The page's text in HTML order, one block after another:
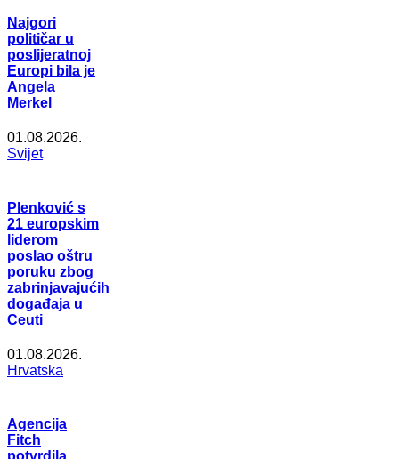
Najgori
političar u
poslijeratnoj
Europi bila je
Angela
Merkel
01.08.2026.
Svijet
Plenković s
21 europskim
liderom
poslao oštru
poruku zbog
zabrinjavajućih
događaja u
Ceuti
01.08.2026.
Hrvatska
Agencija
Fitch